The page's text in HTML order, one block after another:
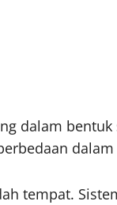
dalam bentuk
tempat.